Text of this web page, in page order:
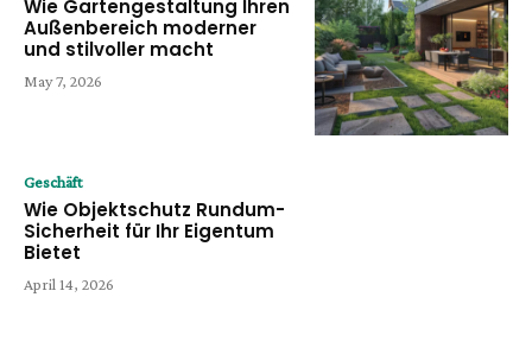
Wie Gartengestaltung Ihren
Außenbereich moderner
und stilvoller macht
May 7, 2026
Geschäft
Wie Objektschutz Rundum-
Sicherheit für Ihr Eigentum
Bietet
April 14, 2026